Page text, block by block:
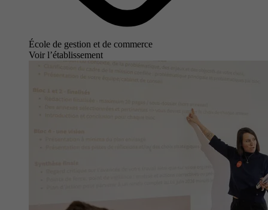
École de gestion et de commerce
Voir l’établissement